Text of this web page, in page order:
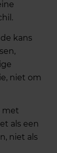
kans
niet om
met
als een
niet als